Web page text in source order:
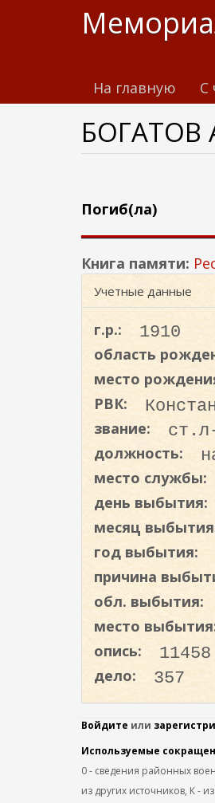
т
На главную С
БОГАТОВ
Погиб(ла)
Книга памяти:
Учетные данные
г.р.: 1910
область
место
РВК:
звание:
должность:
место службы:
день выбытия:
месяц
год выбытия:
причина
обл. выбытия:
место
опись: 11458
дело: 357
Войдите или
Используемые
0 - сведения районных
из других источников, К -